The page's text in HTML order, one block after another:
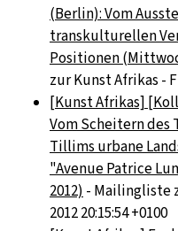
(Berlin): Vom
transkulturellen
Positionen
zur Kunst Afrikas -
[Kunst Afrikas]
Vom Scheitern des
Tillims urbane
"Avenue Patrice
2012) - Mailingliste
2012 20:15:54 +0100